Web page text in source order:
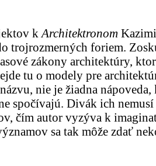
k Architektronom
trojrozmerných foriem.
zákony architektúry,
tu o modely pre
nie je žiadna
spočívajú. Divák ich
čím autor vyzýva k
sa tak môže zdať